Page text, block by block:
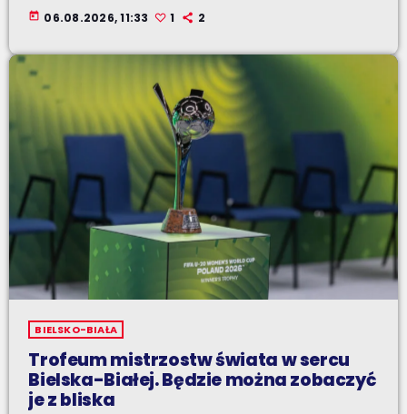
today 06.08.2026, 11:33 1 2
BIELSKO-BIAŁA
Trofeum mistrzostw świata w sercu
Bielska-Białej. Będzie można zobaczyć
je z bliska